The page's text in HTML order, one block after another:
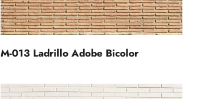
M-013 Ladrillo Adobe Bicolor